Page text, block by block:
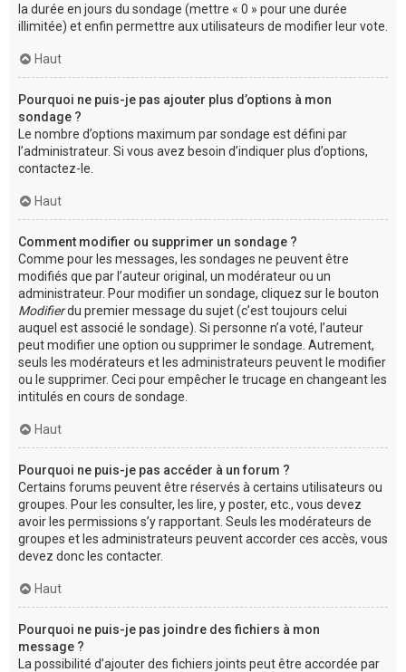
la durée en jours du sondage (mettre « 0 » pour une durée
illimitée) et enfin permettre aux utilisateurs de modifier leur vote.
Haut
Pourquoi ne puis-je pas ajouter plus d’options à mon
sondage ?
Le nombre d’options maximum par sondage est défini par
l’administrateur. Si vous avez besoin d’indiquer plus d’options,
contactez-le.
Haut
Comment modifier ou supprimer un sondage ?
Comme pour les messages, les sondages ne peuvent être
modifiés que par l’auteur original, un modérateur ou un
administrateur. Pour modifier un sondage, cliquez sur le bouton
Modifierdu premier message du sujet (c’est toujours celui
auquel est associé le sondage). Si personne n’a voté, l’auteur
peut modifier une option ou supprimer le sondage. Autrement,
seuls les modérateurs et les administrateurs peuvent le modifier
ou le supprimer. Ceci pour empêcher le trucage en changeant les
intitulés en cours de sondage.
Haut
Pourquoi ne puis-je pas accéder à un forum ?
Certains forums peuvent être réservés à certains utilisateurs ou
groupes. Pour les consulter, les lire, y poster, etc., vous devez
avoir les permissions s’y rapportant. Seuls les modérateurs de
groupes et les administrateurs peuvent accorder ces accès, vous
devez donc les contacter.
Haut
Pourquoi ne puis-je pas joindre des fichiers à mon
message ?
La possibilité d’ajouter des fichiers joints peut être accordée par